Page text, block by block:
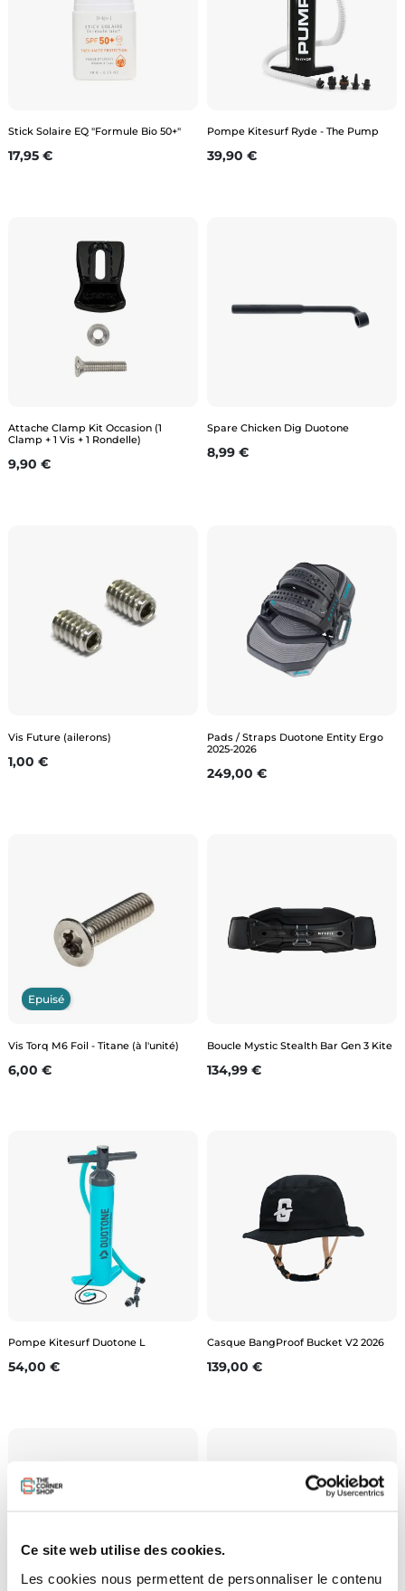
Ce site web utilise des cookies.
Les cookies nous permettent de personnaliser le contenu
Stick Solaire EQ "Formule Bio 50+"
Prix
17,95 €
Pompe Kitesurf Ryde - The Pump
Prix
39,90 €
Attache Clamp Kit Occasion (1
Clamp + 1 Vis + 1 Rondelle)
Prix
9,90 €
Spare Chicken Dig Duotone
Prix
8,99 €
Vis Future (ailerons)
Prix
1,00 €
Pads / Straps Duotone Entity Ergo
2025-2026
Prix
249,00 €
Epuisé
Vis Torq M6 Foil - Titane (à l'unité)
Prix
6,00 €
Boucle Mystic Stealth Bar Gen 3 Kite
Prix
134,99 €
Pompe Kitesurf Duotone L
Prix
54,00 €
Casque BangProof Bucket V2 2026
Prix
139,00 €